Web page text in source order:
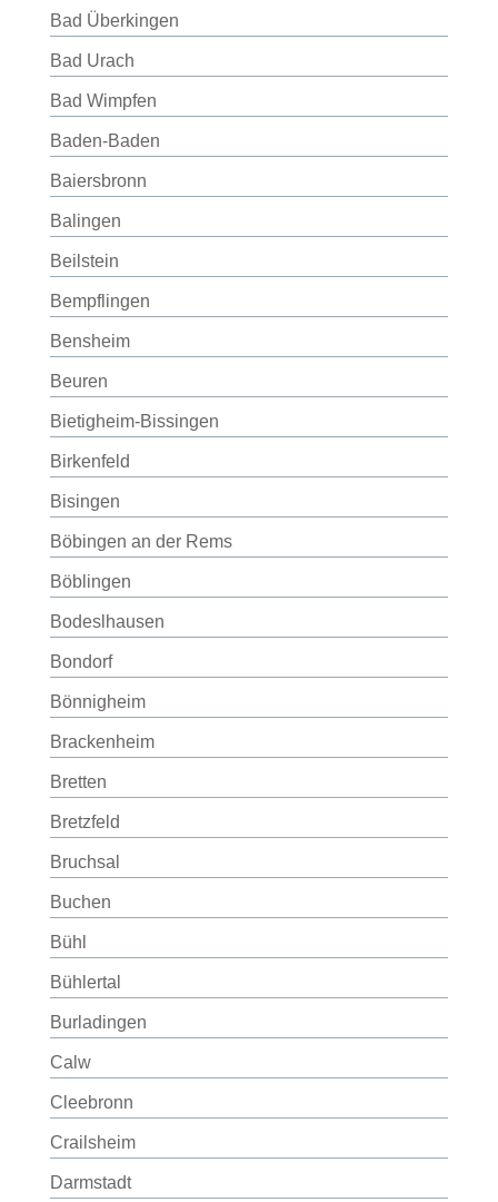
Bad Überkingen
Bad Urach
Bad Wimpfen
Baden-Baden
Baiersbronn
Balingen
Beilstein
Bempflingen
Bensheim
Beuren
Bietigheim-Bissingen
Birkenfeld
Bisingen
Böbingen an der Rems
Böblingen
Bodeslhausen
Bondorf
Bönnigheim
Brackenheim
Bretten
Bretzfeld
Bruchsal
Buchen
Bühl
Bühlertal
Burladingen
Calw
Cleebronn
Crailsheim
Darmstadt